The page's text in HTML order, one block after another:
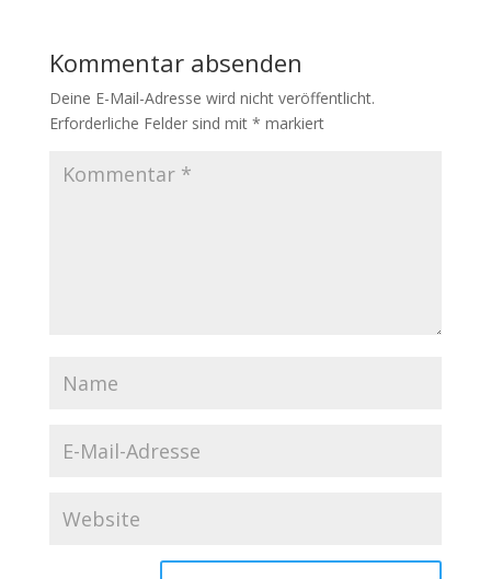
Kommentar absenden
Deine E-Mail-Adresse wird nicht veröffentlicht.
Erforderliche Felder sind mit * markiert